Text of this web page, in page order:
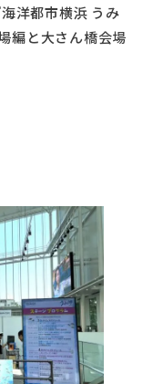
洋都市横浜 うみ
編と大さん橋会場